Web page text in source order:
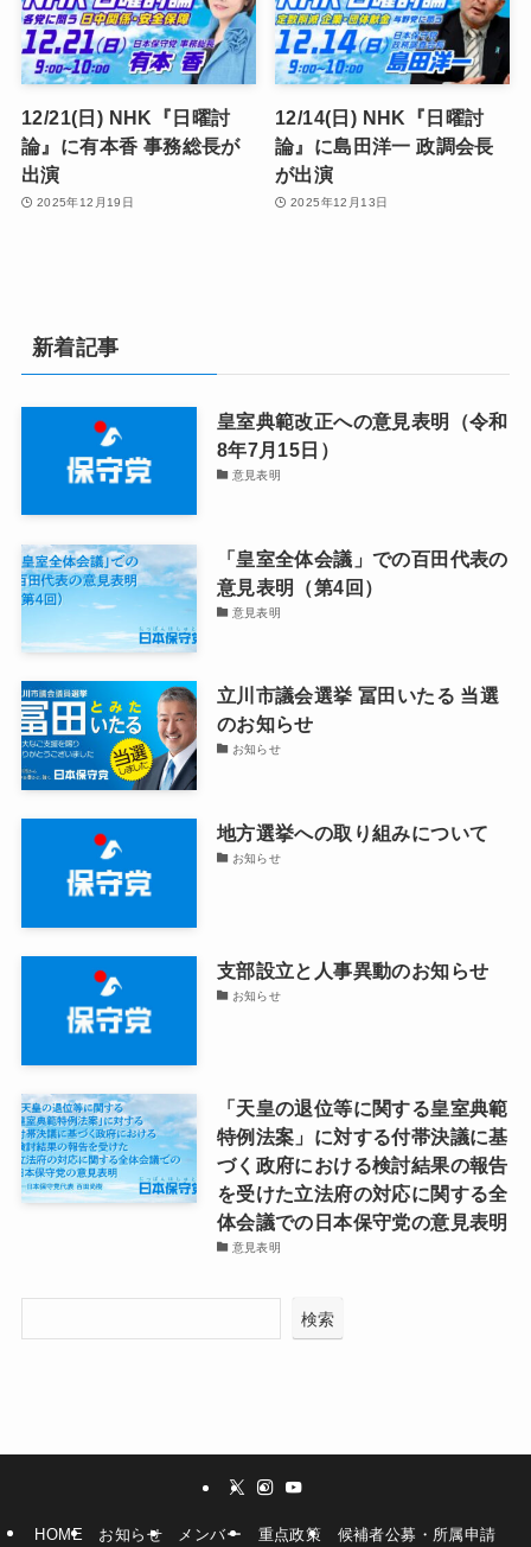
12/21(日) NHK『日曜討
論』に有本香 事務総長が
出演
2025年12月19日
12/14(日) NHK『日曜討
論』に島田洋一 政調会長
が出演
2025年12月13日
新着記事
皇室典範改正への意見表明（令和
8年7月15日）
意見表明
「皇室全体会議」での百田代表の
意見表明（第4回）
意見表明
立川市議会選挙 冨田いたる 当選
のお知らせ
お知らせ
地方選挙への取り組みについて
お知らせ
支部設立と人事異動のお知らせ
お知らせ
「天皇の退位等に関する皇室典範
特例法案」に対する付帯決議に基
づく政府における検討結果の報告
を受けた立法府の対応に関する全
体会議での日本保守党の意見表明
意見表明
検索
HOME お知らせ メンバー 重点政策 候補者公募・所属申請